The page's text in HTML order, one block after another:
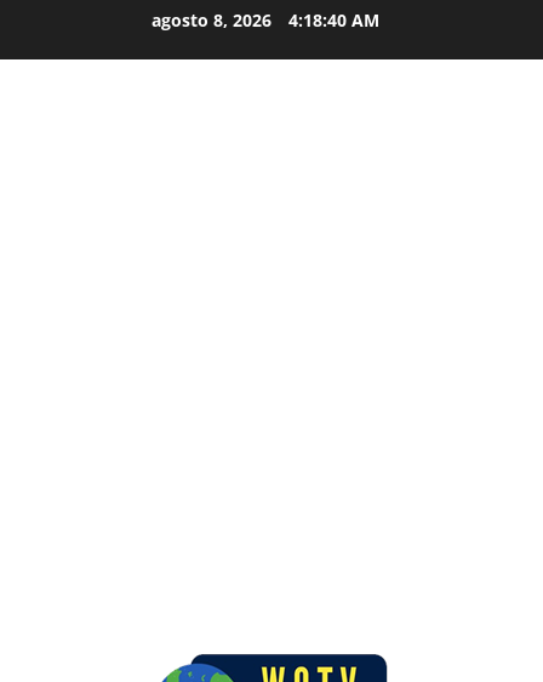
agosto 8, 2026 4:18:41 AM